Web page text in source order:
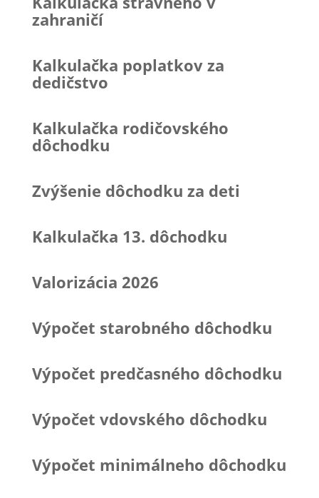
zahraničí
Kalkulačka poplatkov za
dedičstvo
Kalkulačka rodičovského
dôchodku
Zvýšenie dôchodku za deti
Kalkulačka 13. dôchodku
Valorizácia 2026
Výpočet starobného dôchodku
Výpočet predčasného dôchodku
Výpočet vdovského dôchodku
Výpočet minimálneho dôchodku